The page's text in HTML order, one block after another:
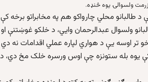
زرمت ولسوالۍ یوه څنډه.
د طالبانو محلي چارواکو هم په مخابراتو برخه
ولسوال عبدالرحمان وايي، د خلکو
تر اوسه یې د هواري لپاره عملي اقدامات نه
کې یوه بله ستونزه چې اوس ورسره خلک مخ دي، د